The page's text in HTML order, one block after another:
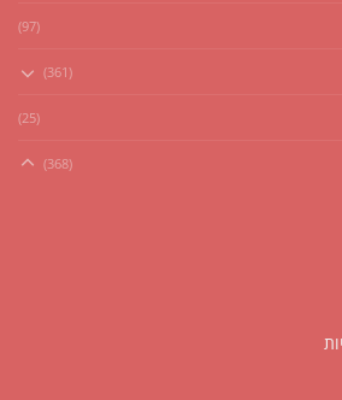
(97)
(361)
(25)
(368)